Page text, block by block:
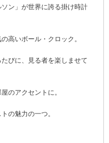
ン」が世界に誇る掛け時計
高いボール・クロック。
びに、見る者を楽しませて
のアクセントに。
の魅力の一つ。